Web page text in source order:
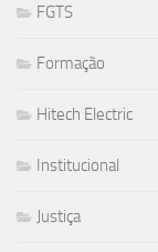
FGTS
Formação
Hitech Electric
Institucional
Justiça